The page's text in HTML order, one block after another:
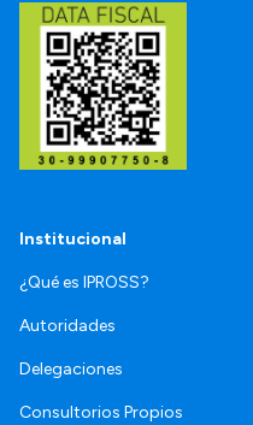
Institucional
¿Qué es IPROSS?
Autoridades
Delegaciones
Consultorios Propios